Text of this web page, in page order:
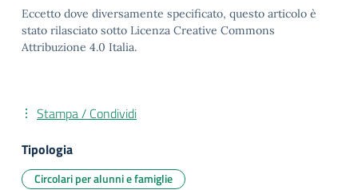
Eccetto dove diversamente specificato, questo articolo è
stato rilasciato sotto Licenza Creative Commons
Attribuzione 4.0 Italia.
Stampa / Condividi
Tipologia
Circolari per alunni e famiglie